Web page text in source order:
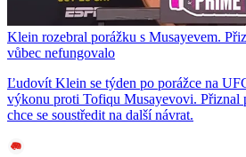
Klein rozebral porážku s Musayevem.
vůbec nefungovalo
Ľudovít Klein se týden po porážce na
výkonu proti Tofiqu Musayevovi. Přiznal
chce se soustředit na další návrat.